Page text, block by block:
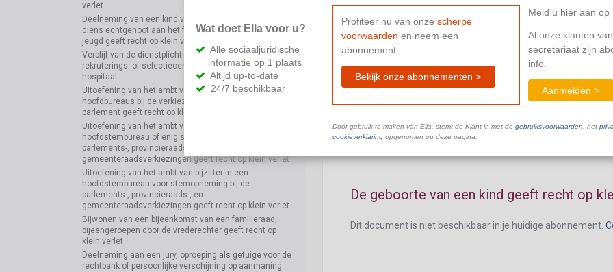
verlet
Deelneming van een kind van de werknemer of van
diens echtgenoot aan het feest van de vrijzinnige
jeugd geeft recht op klein verlet
Verblijf van de dienstplichtige werknemer in een
rekruterings- of selectiecentrum of in een militair
hospitaal
Uitoefening van het ambt van bijzitter in één van de
hoofdbureaus bij de verkiezing van het Europees
parlement geeft recht op klein verlet
Uitoefening van het ambt van bijzitter in een
hoofdstembureau of enig stembureau bij de
parlements-, provincieraads-, en
gemeenteraadsverkiezingen geeft recht op klein verlet
Uitoefening van het ambt van bijzitter in een
hoofdstembureau voor stemopneming bij de
parlements-, provincieraads-, en
gemeenteraadsverkiezingen geeft recht op klein verlet
Bijwonen van een bijeenkomst van een familieraad,
bijeengeroepen door de vrederechter geeft recht op
klein verlet
Deelneming aan een jury, oproeping als getuige voor de
rechtbank of persoonlijke verschijning op aanmaning
Huwelijk van een familielid van de
klein verlet
Dit document is niet beschikbaar in je huidige abonnement.
De geboorte van een kind geeft recht op
Dit document is niet beschikbaar in je huidige abonnement.
Wat doet Ella voor u?
Alle sociaaljuridische
informatie op 1 plaats
Altijd up-to-date
24/7 beschikbaar
Profiteer nu van onze scherpe
voorwaarden en neem een
abonnement.
Bekijk onze abonnementen >
Meld u hier aan op
Al onze klanten
secretariaat zijn
info.
Aanmelden >
Door gebruik te maken van Ella, stemt de Klant in met de gebruiksvoorwaarden , het
cookieverklaringopgenomen op deze pagina.